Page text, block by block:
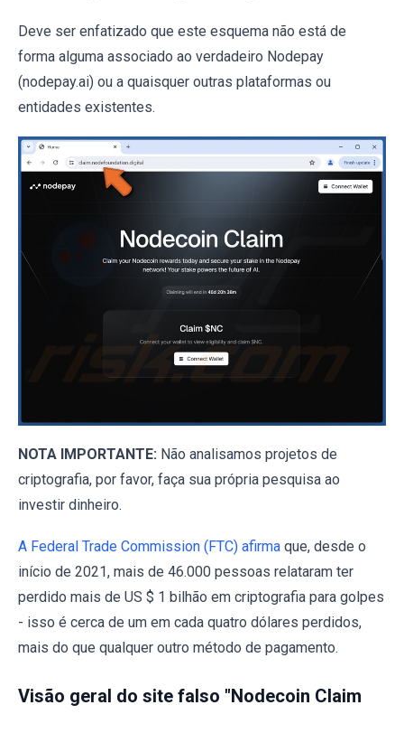
Deve ser enfatizado que este esquema não está de
forma alguma associado ao verdadeiro Nodepay
(nodepay.ai) ou a quaisquer outras plataformas ou
entidades existentes.
NOTA IMPORTANTE: Não analisamos projetos de
criptografia, por favor, faça sua própria pesquisa ao
investir dinheiro.
A Federal Trade Commission (FTC) afirma que, desde o
início de 2021, mais de 46.000 pessoas relataram ter
perdido mais de US $ 1 bilhão em criptografia para golpes
- isso é cerca de um em cada quatro dólares perdidos,
mais do que qualquer outro método de pagamento.
Visão geral do site falso "Nodecoin Claim